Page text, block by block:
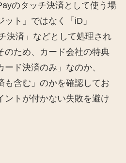
のタッチ決済として使う場
ト」ではなく「iD」
決済」などとして処理され
のため、カード会社の特典
ド決済のみ」なのか、
も含む」のかを確認してお
ントが付かない失敗を避け